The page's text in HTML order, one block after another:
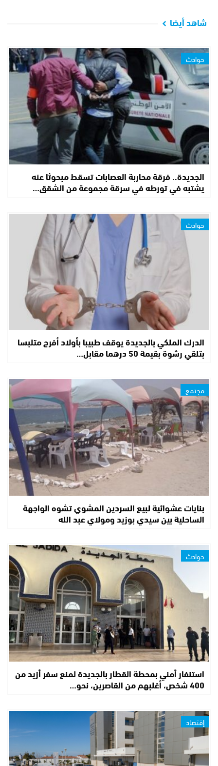
شاهد أيضا
حوادث
الجديدة.. فرقة محاربة العصابات تسقط مبحوثا عنه
يشتبه في تورطه في سرقة مجموعة من الشقق…
حوادث
الدرك الملكي بالجديدة يوقف طبيبا بأولاد أفرج متلبسا
بتلقي رشوة بقيمة 50 درهما مقابل…
مجتمع
بنايات عشوائية لبيع السردين المشوي تشوه الواجهة
الساحلية بين سيدي بوزيد ومولاي عبد الله
حوادث
استنفار أمني بمحطة القطار بالجديدة لمنع سفر أزيد من
400 شخص، أغلبهم من القاصرين، نحو…
إقتصاد